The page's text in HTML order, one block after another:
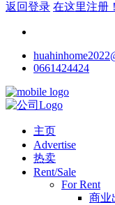
返回登录 在这里注册！
0661424424
主页
Advertise
热卖
Rent/Sale
For Rent
商业